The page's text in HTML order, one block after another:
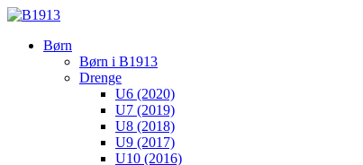
Børn
Børn i B1913
Drenge
U6 (2020)
U7 (2019)
U8 (2018)
U9 (2017)
U10 (2016)